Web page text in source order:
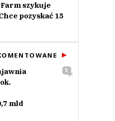
szykuje
pozyskać 15
mld
5